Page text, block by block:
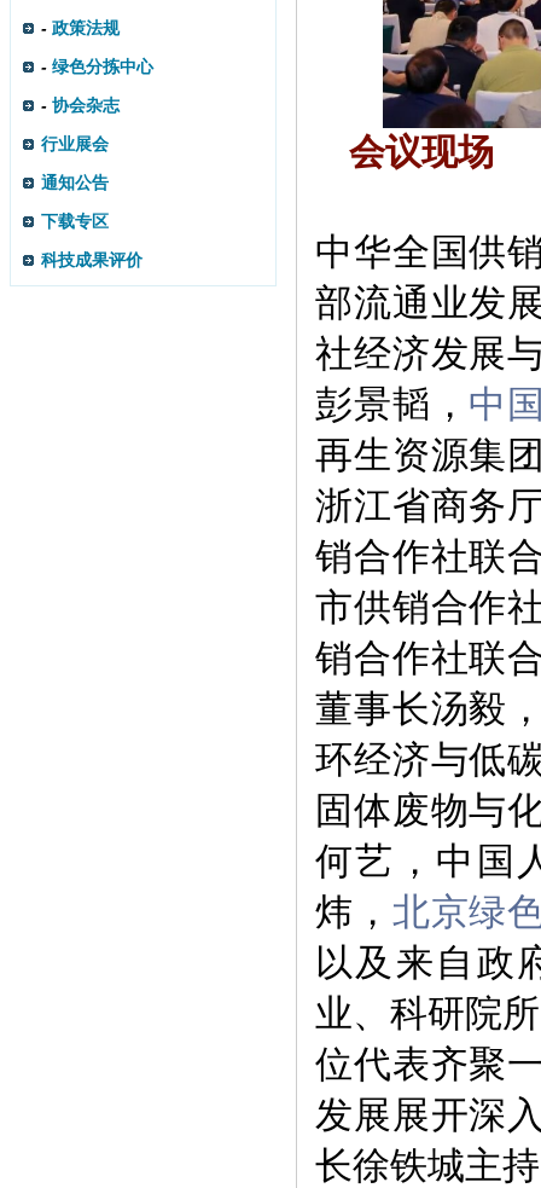
- 政策法规
- 绿色分拣中心
- 协会杂志
行业展会
通知公告
下载专区
科技成果评价
会议现场
中华全国供
部流通业发
社经济发展
彭景韬， 中
再生资源集
浙江省商务
销合作社联
市供销合作
销合作社联
董事长汤毅
环经济与低
固体废物与
何艺，中国
炜， 北京绿
以及来自政
业、科研院
位代表齐聚
发展展开深
长徐铁城主